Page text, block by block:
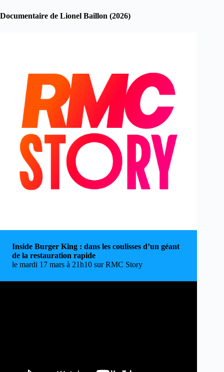
Documentaire de Lionel Baillon (2026)
Inside Burger King : dans les coulisses d’un géant
de la restauration rapide
le mardi 17 mars à 21h10 sur RMC Story